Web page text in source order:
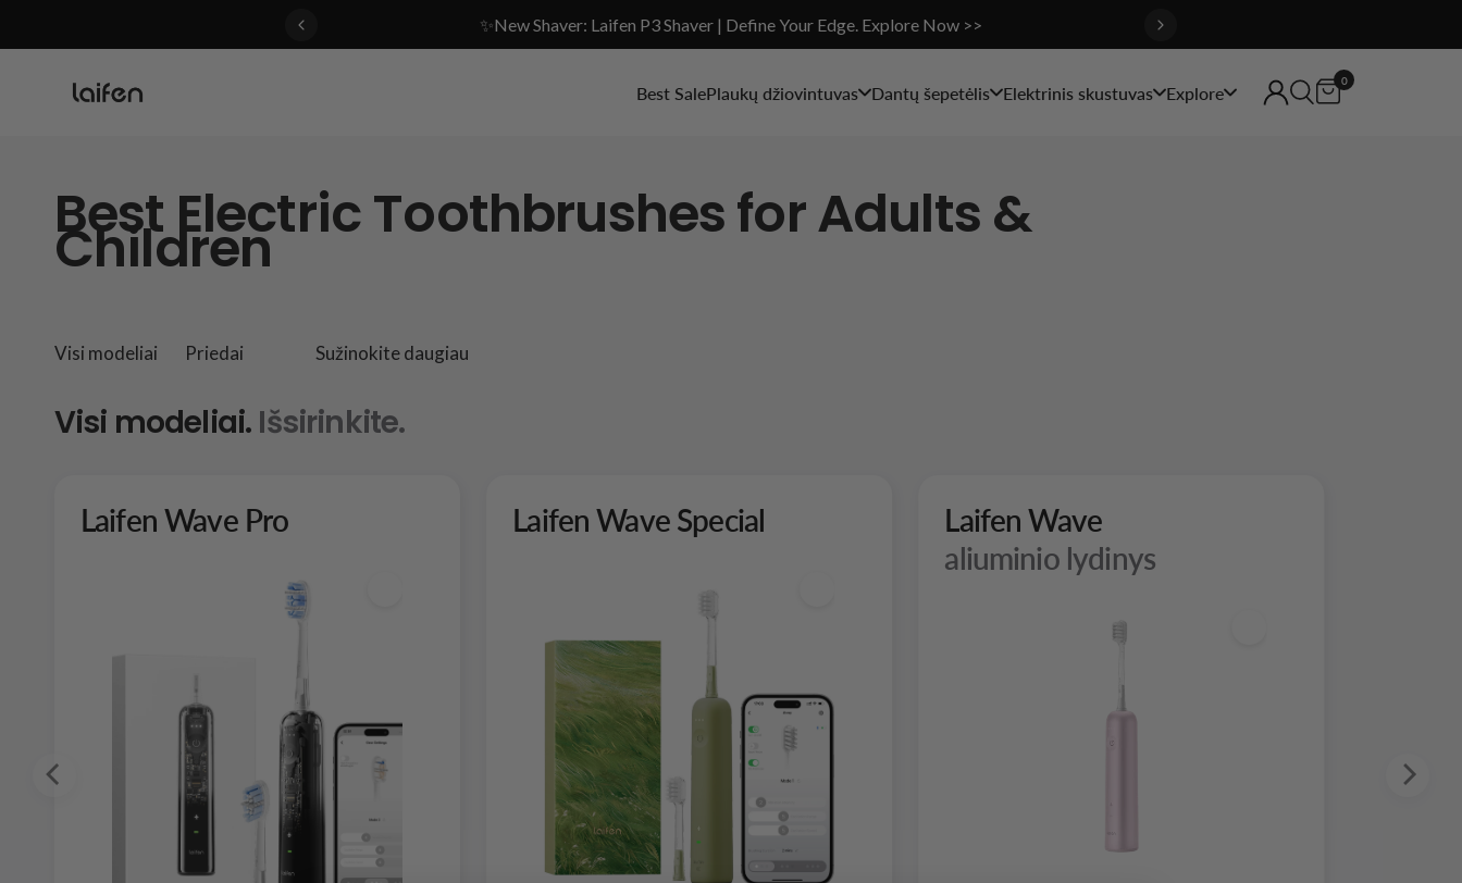
✨New Shaver: Laifen P3 Shaver | Define Your Edge. Explore Now >>
Best SalePlaukų džiovintuvas Dantų šepetėlis Elektrinis skustuvas Explore
0
Best Electric Toothbrushes for Adults &
Children
Visi modeliai Priedai Sužinokite daugiau
Visi modeliai. Išsirinkite.
Laifen Wave Pro Laifen Wave Special
Laifen Wave
aliuminio lydinys